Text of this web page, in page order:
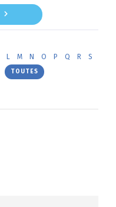
L M N O P Q R
S
TOUTES